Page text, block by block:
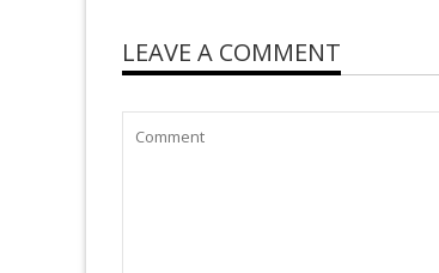
LEAVE A COMMENT